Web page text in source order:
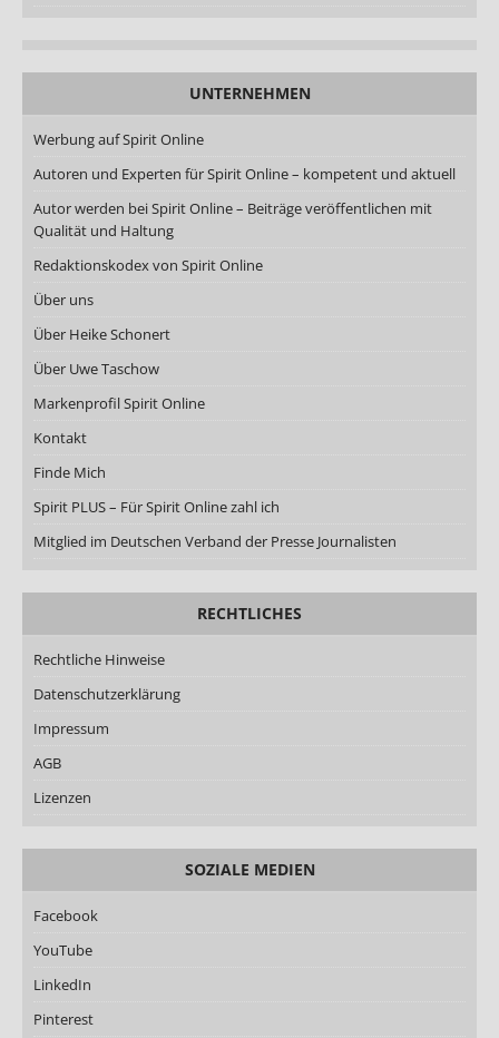
UNTERNEHMEN
Werbung auf Spirit Online
Autoren und Experten für Spirit Online – kompetent und aktuell
Autor werden bei Spirit Online – Beiträge veröffentlichen mit
Qualität und Haltung
Redaktionskodex von Spirit Online
Über uns
Über Heike Schonert
Über Uwe Taschow
Markenprofil Spirit Online
Kontakt
Finde Mich
Spirit PLUS – Für Spirit Online zahl ich
Mitglied im Deutschen Verband der Presse Journalisten
RECHTLICHES
Rechtliche Hinweise
Datenschutzerklärung
Impressum
AGB
Lizenzen
SOZIALE MEDIEN
Facebook
YouTube
LinkedIn
Pinterest